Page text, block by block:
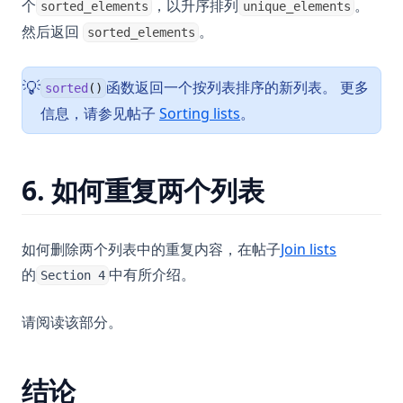
个 sorted_elements ，以升序排列 unique_elements 。
然后返回
sorted_elements 。
💡 sorted () 函数返回一个按列表排序的新列表。 更多
信息，请参见帖子 Sorting lists。
6. 如何重复两个列表
如何删除两个列表中的重复内容，在帖子Join lists
的 Section 4 中有所介绍。
请阅读该部分。
结论